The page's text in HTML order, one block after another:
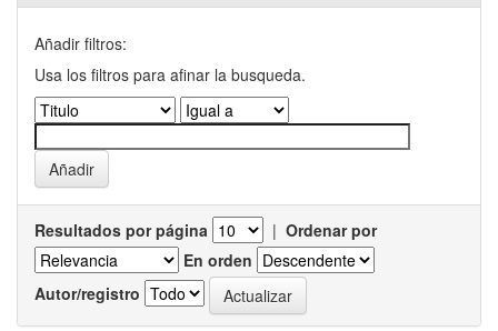
Añadir filtros:
Usa los filtros para afinar la busqueda.
Resultados por página | Ordenar por
En orden
Autor/registro